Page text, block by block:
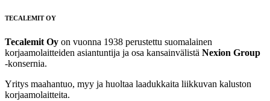
TECALEMIT OY
Tecalemit Oy on vuonna 1938 perustettu suomalainen
korjaamolaitteiden asiantuntija ja osa kansainvälistä Nexion Group
-konsernia.
Yritys maahantuo, myy ja huoltaa laadukkaita liikkuvan kaluston
korjaamolaitteita.